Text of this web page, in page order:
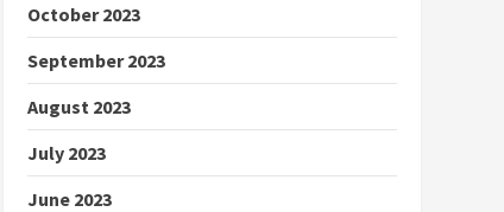
October 2023
September 2023
August 2023
July 2023
June 2023